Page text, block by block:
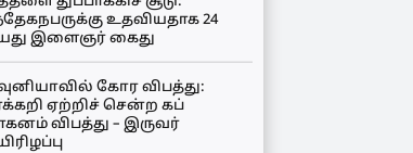
உதவியதாக 24
இளைஞர் கைது
கோர விபத்து:
ஏற்றிச் சென்ற கப்
விபத்து – இருவர்